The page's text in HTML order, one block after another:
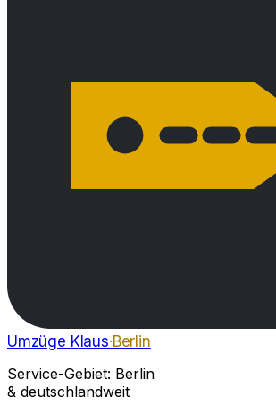
Umzüge Klaus·Berlin
Service-Gebiet: Berlin
& deutschlandweit